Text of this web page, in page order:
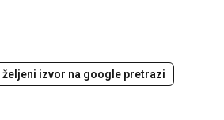
željeni izvor na google pretrazi